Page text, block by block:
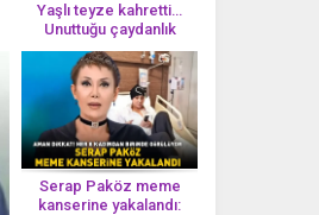
Yaşlı teyze kahretti…
Unuttuğu çaydanlık
öl*üme götürdü!
Serap Paköz meme
kanserine yakalandı: